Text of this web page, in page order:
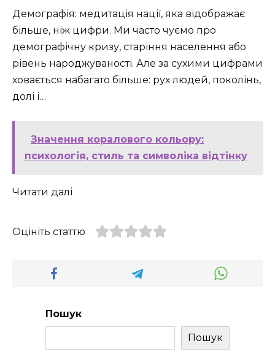
Демографія: медитація нації, яка відображає
більше, ніж цифри. Ми часто чуємо про
демографічну кризу, старіння населення або
рівень народжуваності. Але за сухими цифрами
ховається набагато більше: рух людей, поколінь,
долі і…
Значення коралового кольору:
психологія, стиль та символіка відтінку
Читати далі
Оцініть статтю
Пошук
Пошук